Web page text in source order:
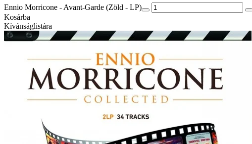
Ennio Morricone - Avant-Garde (Zöld - LP)
Kosárba
Kívánságlistára